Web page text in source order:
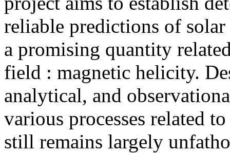
reliable predictions of
a promising quantity
field : magnetic helicity.
analytical, and
various processes related
still remains largely